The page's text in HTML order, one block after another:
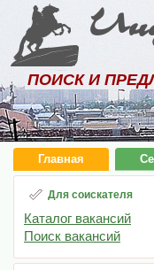
ПОИСК И
Главная
Для соискателя
Каталог вакансий
Поиск вакансий